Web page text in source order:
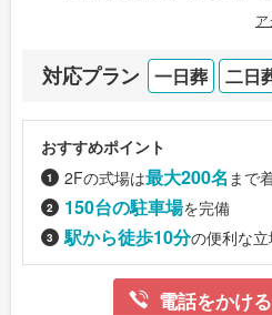
対応プラン 一日葬 二日
おすすめポイント
2Fの式場は最大200名 まで
150台の駐車場を完備
駅から徒歩10分の便利な
電話をかける